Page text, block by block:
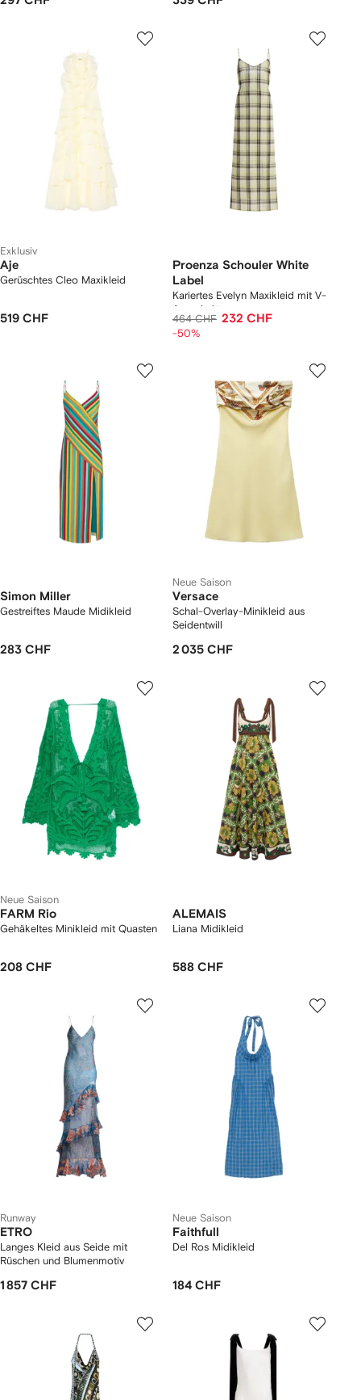
Exklusiv
Aje
Gerüschtes Cleo Maxikleid
519 CHF
Proenza Schouler White
Label
Kariertes Evelyn Maxikleid mit V-
Ausschnitt
464 CHF 232 CHF
-50%
Simon Miller
Gestreiftes Maude Midikleid
283 CHF
Neue Saison
Versace
Schal-Overlay-Minikleid aus
Seidentwill
2 035 CHF
Neue Saison
FARM Rio
Gehäkeltes Minikleid mit Quasten
208 CHF
ALEMAIS
Liana Midikleid
588 CHF
Runway
ETRO
Langes Kleid aus Seide mit
Rüschen und Blumenmotiv
1 857 CHF
Neue Saison
Faithfull
Del Ros Midikleid
184 CHF